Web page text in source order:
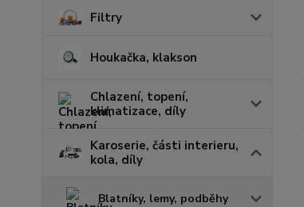
Filtry
Houkačka, klakson
Chlazení, topení,
klimatizace, díly
Karoserie, části interieru,
kola, díly
Blatníky, lemy, podběhy